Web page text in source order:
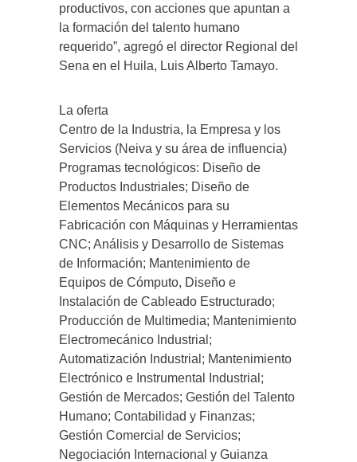
productivos, con acciones que apuntan a
la formación del talento humano
requerido”, agregó el director Regional del
Sena en el Huila, Luis Alberto Tamayo.
La oferta
Centro de la Industria, la Empresa y los
Servicios (Neiva y su área de influencia)
Programas tecnológicos: Diseño de
Productos Industriales; Diseño de
Elementos Mecánicos para su
Fabricación con Máquinas y Herramientas
CNC; Análisis y Desarrollo de Sistemas
de Información; Mantenimiento de
Equipos de Cómputo, Diseño e
Instalación de Cableado Estructurado;
Producción de Multimedia; Mantenimiento
Electromecánico Industrial;
Automatización Industrial; Mantenimiento
Electrónico e Instrumental Industrial;
Gestión de Mercados; Gestión del Talento
Humano; Contabilidad y Finanzas;
Gestión Comercial de Servicios;
Negociación Internacional y Guianza